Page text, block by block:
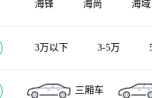
海锋 海尚 海域
3万以下 3-5万
三厢车